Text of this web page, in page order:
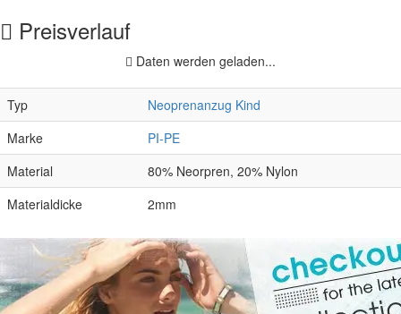
Preisverlauf
Daten werden geladen...
Typ
Neoprenanzug Kind
Marke
PI-PE
Material
80% Neorpren, 20% Nylon
Materialdicke
2mm